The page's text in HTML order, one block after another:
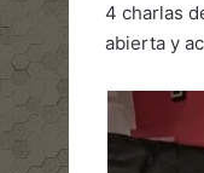
4 charlas
abierta y